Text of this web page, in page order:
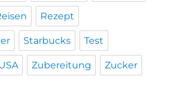
Rezept
Starbucks Test
Zubereitung Zucker